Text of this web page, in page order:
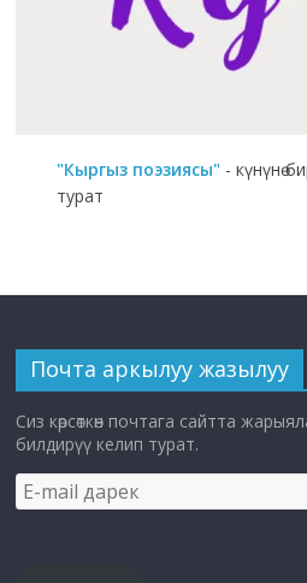
"Кыргыз поэзиясы" - күнүнө
турат
Почта аркылуу жазылуу
Сиз көрсөткөн почтага сайтта
билдирүү келип турат.
E-
mail